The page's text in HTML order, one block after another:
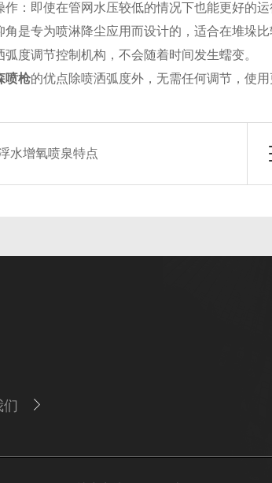
即使在管网水压较低的情况下也能更好的运
专为喷淋降尘应用而设计的，适合在堆垛比
调节控制机构，不会随着时间发生蠕变。
喷枪的优点除喷洒弧度外，无需任何调节，使用
水增氧喷泉特点
们